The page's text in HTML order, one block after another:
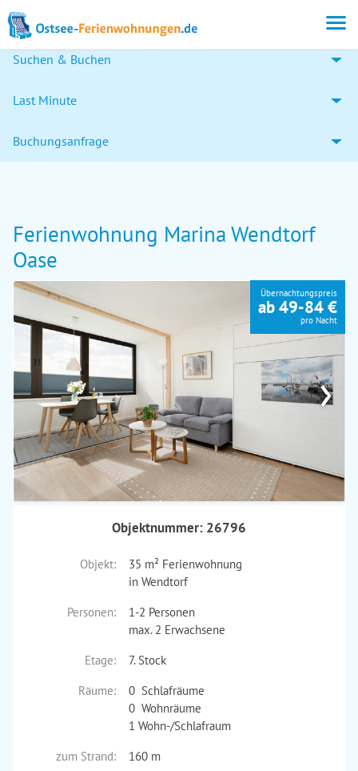
Suchen & Buchen
Last Minute
Buchungsanfrage
Ferienwohnung Marina Wendtorf
Oase
›
Übernachtungspreis
ab 49-84 €
pro Nacht
Objektnummer: 26796
Objekt:
35 m² Ferienwohnung
in Wendtorf
Personen:
1-2 Personen
max. 2 Erwachsene
Etage:
7. Stock
Räume:
0 Schlafräume
0 Wohnräume
1 Wohn-/Schlafraum
zum Strand:
160 m